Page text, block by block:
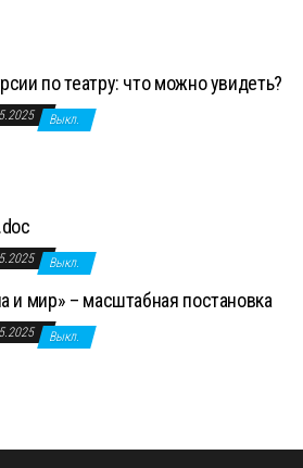
по театру: что можно увидеть?
Выкл.
Выкл.
и мир» – масштабная постановка
Выкл.